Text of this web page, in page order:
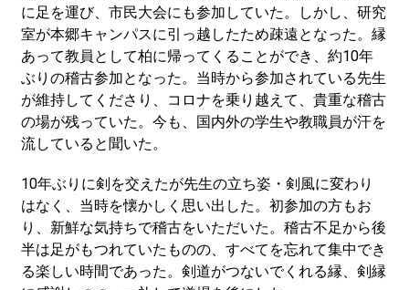
に足を運び、市民大会にも参加していた。しかし、研究
室が本郷キャンパスに引っ越したため疎遠となった。縁
あって教員として柏に帰ってくることができ、約10年
ぶりの稽古参加となった。当時から参加されている先生
が維持してくださり、コロナを乗り越えて、貴重な稽古
の場が残っていた。今も、国内外の学生や教職員が汗を
流していると聞いた。
10年ぶりに剣を交えたが先生の立ち姿・剣風に変わり
はなく、当時を懐かしく思い出した。初参加の方もお
り、新鮮な気持ちで稽古をいただいた。稽古不足から後
半は足がもつれていたものの、すべてを忘れて集中でき
る楽しい時間であった。剣道がつないでくれる縁、剣縁